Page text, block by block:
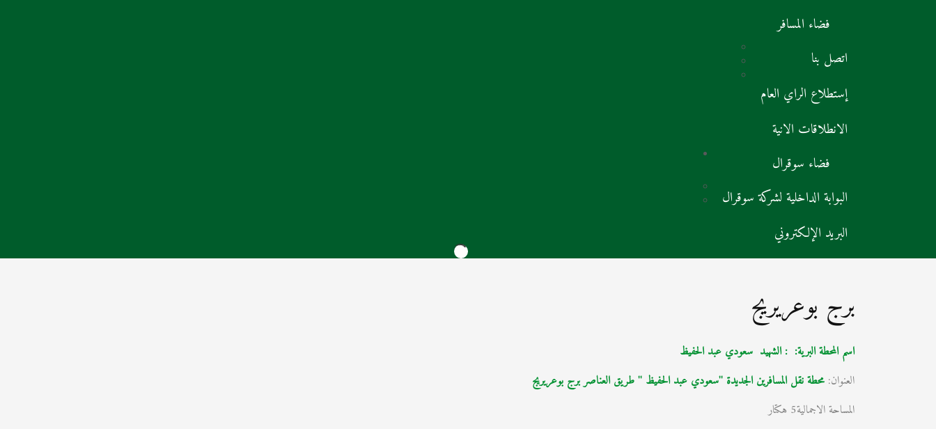
فضاء المسافر
اتصل بنا
إستطلاع الراي العام
الانطلاقات الانية
فضاء سوقرال
البوابة الداخلية لشركة سوقرال
البريد الإلكتروني
برج بوعريريج
اسم المحطة البرية: : الشهيد سعودي عبد الحفيظ
العنوان: محطة نقل المسافرين الجديدة ''سعودي عبد الحفيظ '' طريق العناصر برج بوعريريج
المساحة الاجمالية5 هكتار